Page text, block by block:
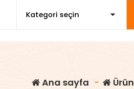
Ana sayfa - Ürün